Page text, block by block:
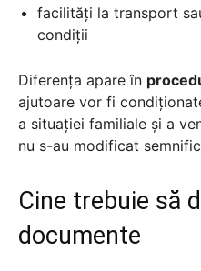
facilități la transport
condiții
Diferența apare în
ajutoare vor fi
a situației familiale și a
nu s-au modificat
Cine trebuie să
documente